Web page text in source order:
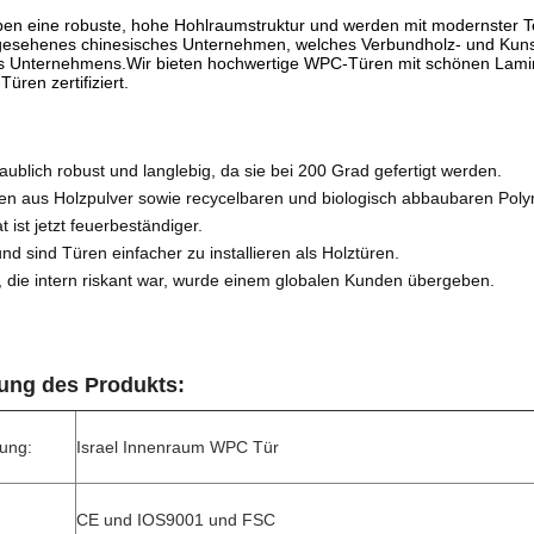
eine robuste, hohe Hohlraumstruktur und werden mit modernster
chinesisches Unternehmen, welches Verbundholz- und
Unternehmens.Wir bieten hochwertige WPC-Türen mit schönen
zertifiziert.
robust und langlebig, da sie bei 200 Grad gefertigt werden.
aus Holzpulver sowie recycelbaren und biologisch abbaubaren
ist jetzt feuerbeständiger.
sind Türen einfacher zu installieren als Holztüren.
die intern riskant war, wurde einem globalen Kunden übergeben.
des Produkts:
Israel Innenraum WPC Tür
CE und IOS9001 und FSC